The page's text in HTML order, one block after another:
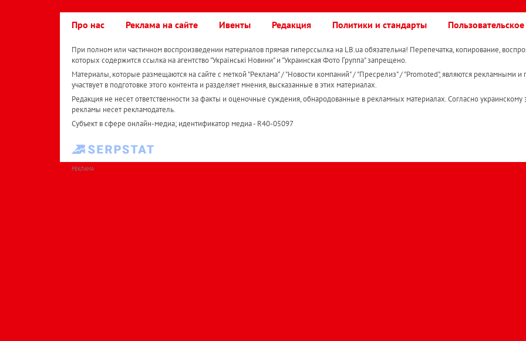
Про нас Реклама на сайте Ивенты Редакция Политики и стандарты
При полном или частичном воспроизведении материалов прямая гиперссылка на LB.ua обязательна! Перепечатка, копирование,
которых содержится ссылка на агентство "Українськi Новини" и "Украинская Фото Группа" запрещено.
Материалы, которые размещаются на сайте с меткой "Реклама" / "Новости компаний" / "Пресрелиз" / "Promoted", являются рекламными и
участвует в подготовке этого контента и разделяет мнения, высказанные в этих материалах.
Редакция не несет ответственности за факты и оценочные суждения, обнародованные в рекламных материалах. Согласно украинскому
рекламы несет рекламодатель.
Субъект в сфере онлайн-медиа; идентификатор медиа - R40-05097
РЕКЛАМА